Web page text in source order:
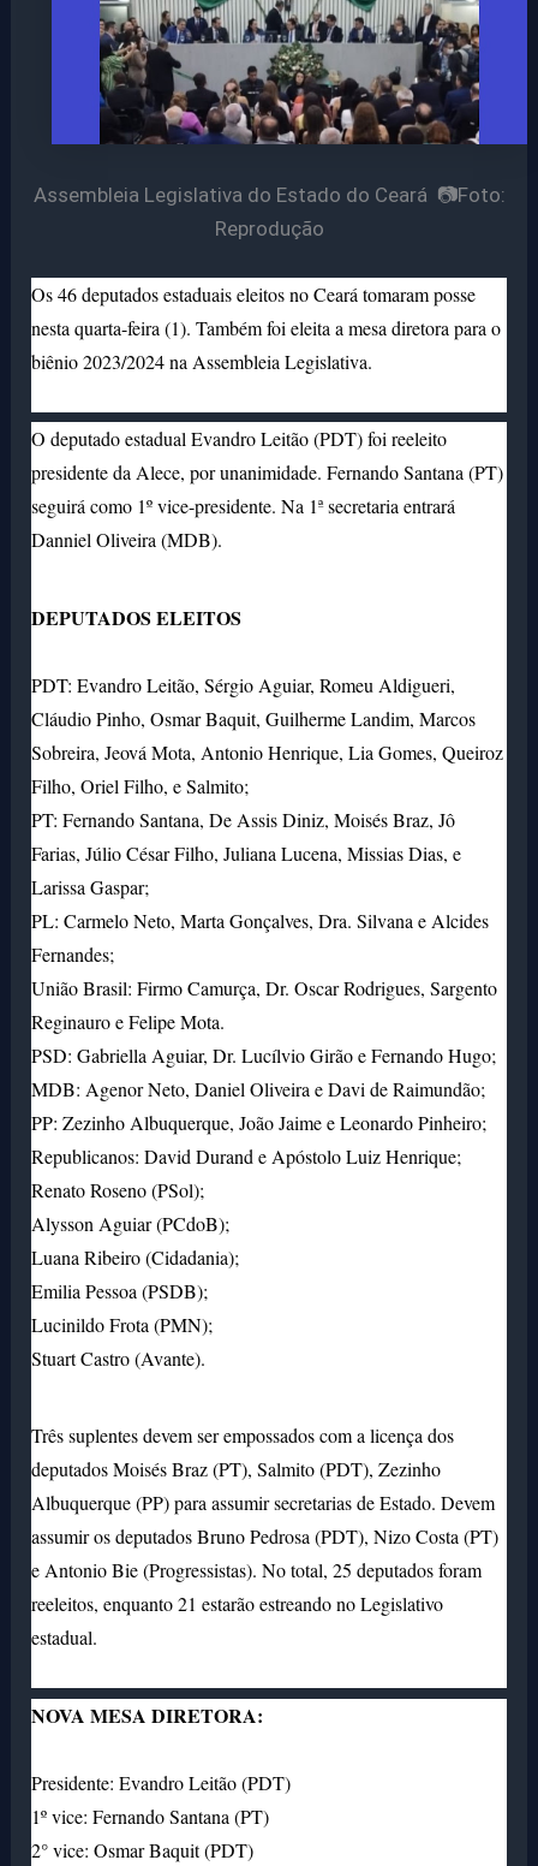
Assembleia Legislativa do Estado do Ceará 📷Foto:
Reprodução
Os 46 deputados estaduais eleitos no Ceará tomaram posse
nesta quarta-feira (1). Também foi eleita a mesa diretora para o
biênio 2023/2024 na Assembleia Legislativa.
O deputado estadual Evandro Leitão (PDT) foi reeleito
presidente da Alece, por unanimidade. Fernando Santana (PT)
seguirá como 1º vice-presidente. Na 1ª secretaria entrará
Danniel Oliveira (MDB).
DEPUTADOS ELEITOS
PDT: Evandro Leitão, Sérgio Aguiar, Romeu Aldigueri,
Cláudio Pinho, Osmar Baquit, Guilherme Landim, Marcos
Sobreira, Jeová Mota, Antonio Henrique, Lia Gomes, Queiroz
Filho, Oriel Filho, e Salmito;
PT: Fernando Santana, De Assis Diniz, Moisés Braz, Jô
Farias, Júlio César Filho, Juliana Lucena, Missias Dias, e
Larissa Gaspar;
PL: Carmelo Neto, Marta Gonçalves, Dra. Silvana e Alcides
Fernandes;
União Brasil: Firmo Camurça, Dr. Oscar Rodrigues, Sargento
Reginauro e Felipe Mota.
PSD: Gabriella Aguiar, Dr. Lucílvio Girão e Fernando Hugo;
MDB: Agenor Neto, Daniel Oliveira e Davi de Raimundão;
PP: Zezinho Albuquerque, João Jaime e Leonardo Pinheiro;
Republicanos: David Durand e Apóstolo Luiz Henrique;
Renato Roseno (PSol);
Alysson Aguiar (PCdoB);
Luana Ribeiro (Cidadania);
Emilia Pessoa (PSDB);
Lucinildo Frota (PMN);
Stuart Castro (Avante).
Três suplentes devem ser empossados com a licença dos
deputados Moisés Braz (PT), Salmito (PDT), Zezinho
Albuquerque (PP) para assumir secretarias de Estado. Devem
assumir os deputados Bruno Pedrosa (PDT), Nizo Costa (PT)
e Antonio Bie (Progressistas). No total, 25 deputados foram
reeleitos, enquanto 21 estarão estreando no Legislativo
estadual.
NOVAMESA DIRETORA:
Presidente: Evandro Leitão (PDT)
1º vice: Fernando Santana (PT)
2° vice: Osmar Baquit (PDT)